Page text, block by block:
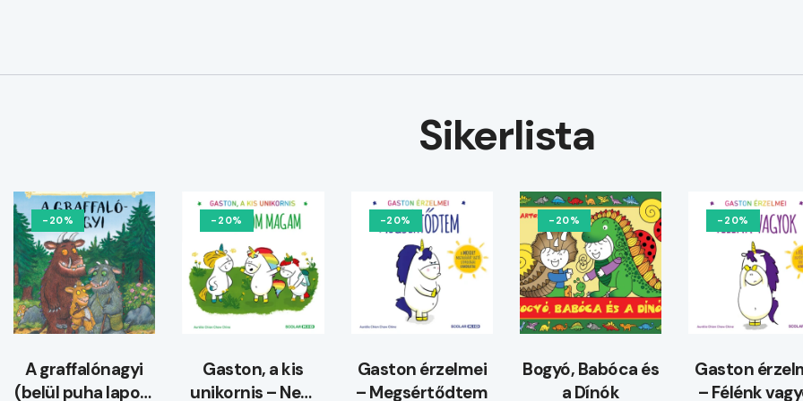
Sikerlista
-20%
A graffalónagyi
(belül puha lapos)
-20%
Gaston, a kis
unikornis – Nem
-20%
Gaston érzelmei
– Megsértődtem
-20%
Bogyó, Babóca és
a Dínók
-20%
Gaston
– Félénk